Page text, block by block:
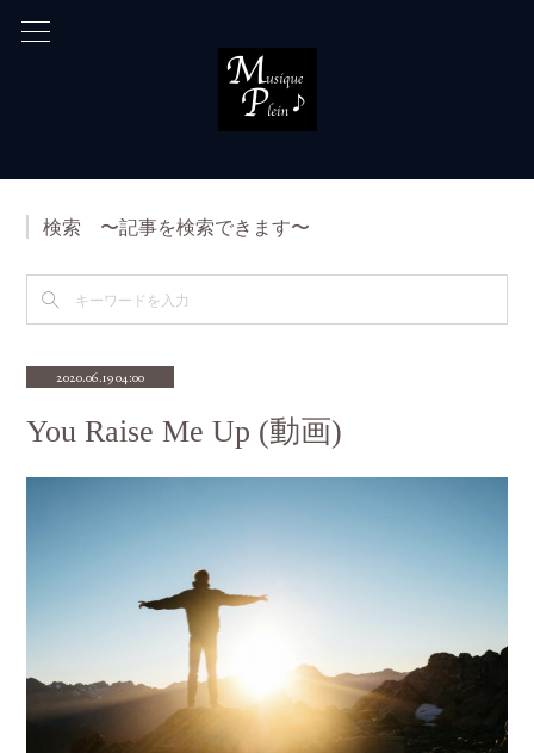
検索 〜記事を検索できます〜
2020.06.19 04:00
You Raise Me Up (動画)